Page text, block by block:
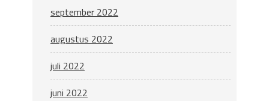
september 2022
augustus 2022
juli 2022
juni 2022